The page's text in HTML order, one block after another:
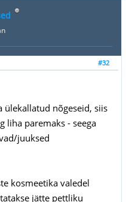
#32
ülekallatud nõgeseid, siis
liha paremaks - seega
juuksed
kosmeetika valedel
jätte pettliku